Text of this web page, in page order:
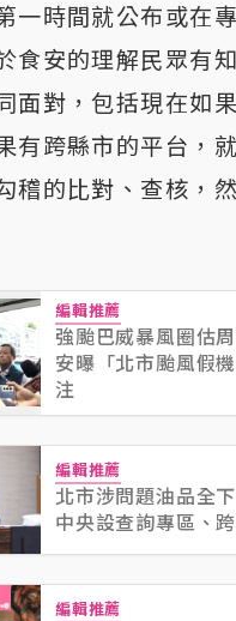
一時間就公布或在
食安的理解民眾有
面對，包括現在如
有跨縣市的平台，
稽的比對、查核，
編輯推薦
強颱巴威暴風圈估
安曝「北市颱風假
注
編輯推薦
北市涉問題油品全
中央設查詢專區、
編輯推薦